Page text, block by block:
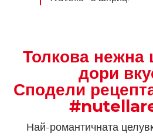
Толкова нежна
дори
Сподели
Най-романтичната